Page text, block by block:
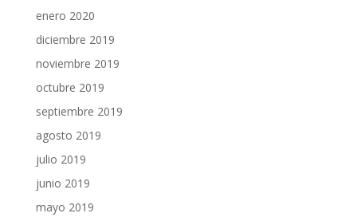
enero 2020
diciembre 2019
noviembre 2019
octubre 2019
septiembre 2019
agosto 2019
julio 2019
junio 2019
mayo 2019